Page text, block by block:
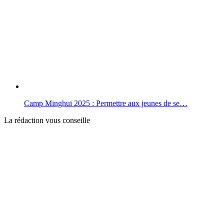
Camp Minghui 2025 : Permettre aux jeunes de se…
La rédaction vous conseille